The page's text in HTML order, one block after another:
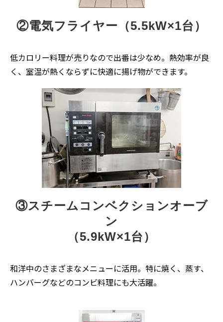
②電気フライヤー（5.5kW×1台）
低カロリー料理が売りなので出番は少なめ。熱効率が良
く、室温が熱くならずに快適に揚げ物ができます。
③スチームコンベクションオーブ
ン
（5.9kW×1台）
和洋中のさまざまなメニューに活用。特に焼く、蒸す、
ハンバーグなどのコンビ料理にも大活躍。